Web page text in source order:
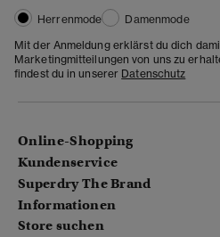
Herrenmode
Damenmode
Mit der Anmeldung erklärst du dich
Marketingmitteilungen von uns zu
findest du in unserer Datenschutz
Online-Shopping
Kundenservice
Superdry The Brand
Informationen
Store suchen